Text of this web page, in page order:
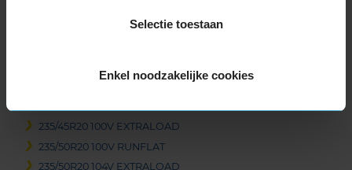
Selectie toestaan
Enkel noodzakelijke cookies
235/45R20 100V EXTRALOAD
235/50R20 100V RUNFLAT
235/50R20 104V EXTRALOAD